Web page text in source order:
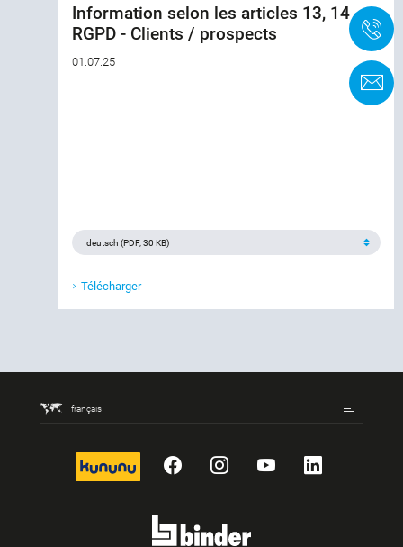
Information selon les articles 13, 14
RGPD - Clients / prospects
01.07.25
Télécharger
français
kununu FacebookInstagram
YouTubeLinkedIn